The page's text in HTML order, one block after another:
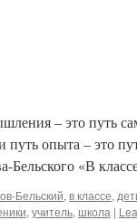
– это путь
путь опыта – это
«В
Бельский, в классе,
, учитель, школа |